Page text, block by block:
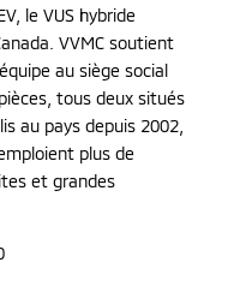
le VUS hybride
VVMC soutient
au siège social
tous deux situés
au pays depuis 2002,
plus de
et grandes